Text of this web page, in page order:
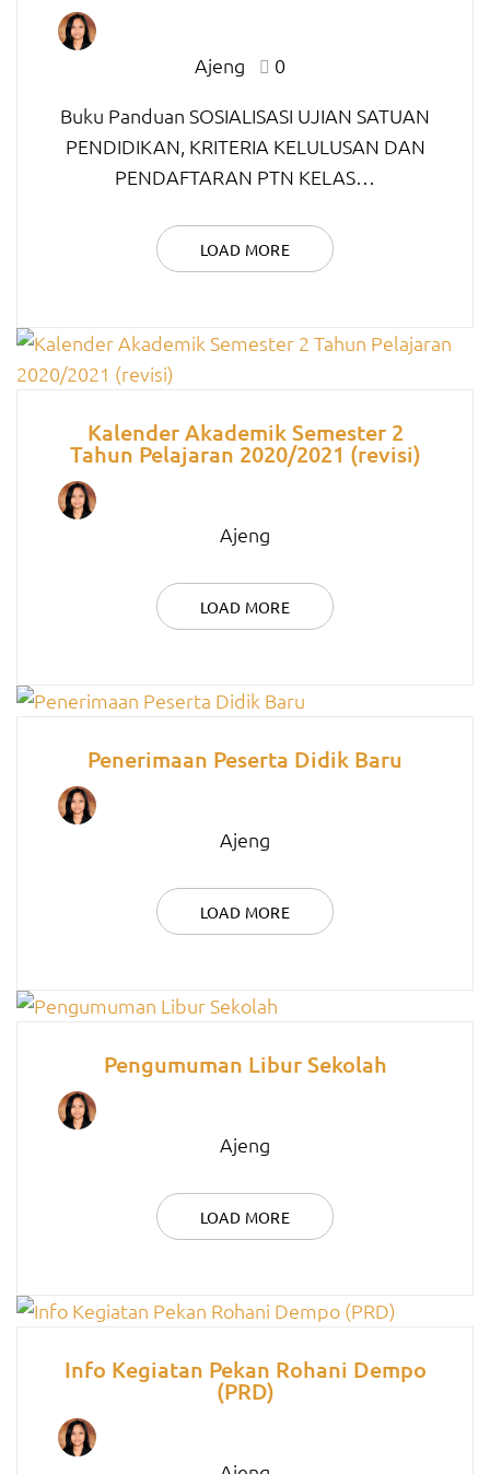
Ajeng
0
Buku Panduan SOSIALISASI UJIAN SATUAN
PENDIDIKAN, KRITERIA KELULUSAN DAN
PENDAFTARAN PTN KELAS…
LOAD MORE
Kalender Akademik Semester 2
Tahun Pelajaran 2020/2021 (revisi)
Ajeng
LOAD MORE
Penerimaan Peserta Didik Baru
Ajeng
LOAD MORE
Pengumuman Libur Sekolah
Ajeng
LOAD MORE
Info Kegiatan Pekan Rohani Dempo
(PRD)